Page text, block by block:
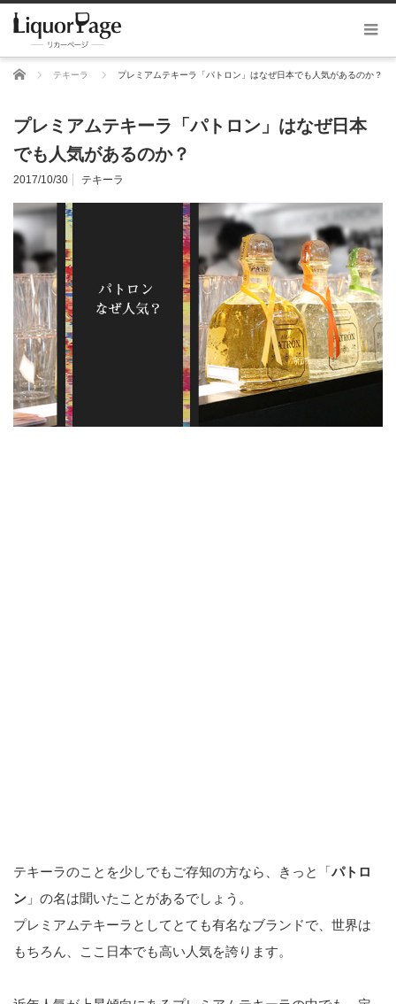
ホーム テキーラ プレミアムテキーラ「パトロン」はなぜ日本でも人気があるのか？
プレミアムテキーラ「パトロン」はなぜ日本
でも人気があるのか？
2017/10/30 テキーラ
テキーラのことを少しでもご存知の方なら、きっと「パトロ
ン 」の名は聞いたことがあるでしょう。
プレミアムテキーラとしてとても有名なブランドで、世界は
もちろん、ここ日本でも高い人気を誇ります。